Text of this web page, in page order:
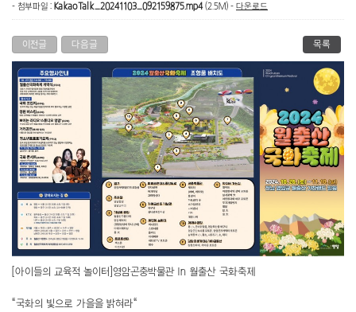
- 첨부파일 : KakaoTalk_20241103_092159875.mp4(2.5M) - 다운로드
이전글 다음글 목록
[아이들의 교육적 놀이터]영암곤충박물관 In 월출산 국화축제
"국화의 빛으로 가을을 밝혀라"